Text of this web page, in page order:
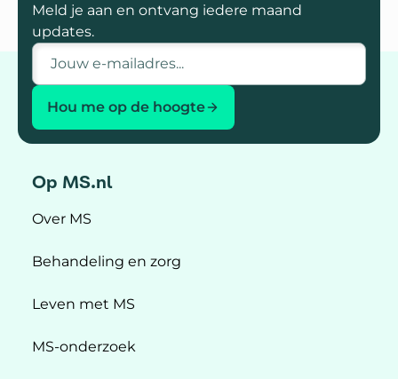
Meld je aan en ontvang iedere maand
updates.
E-mailadres
Hou me op de hoogte
Op MS.nl
Over MS
Behandeling en zorg
Leven met MS
MS-onderzoek